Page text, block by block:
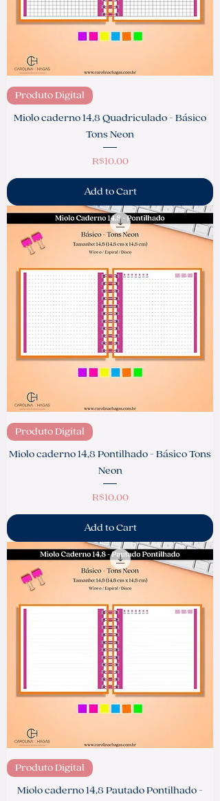
Produto Digital
Miolo caderno 14,8 Quadriculado - Básico
Tons Neon
Price
R$10.00
Add to Cart
Produto Digital
Miolo caderno 14,8 Pontilhado - Básico Tons
Neon
Price
R$10.00
Add to Cart
Produto Digital
Miolo caderno 14,8 Pautado Pontilhado -